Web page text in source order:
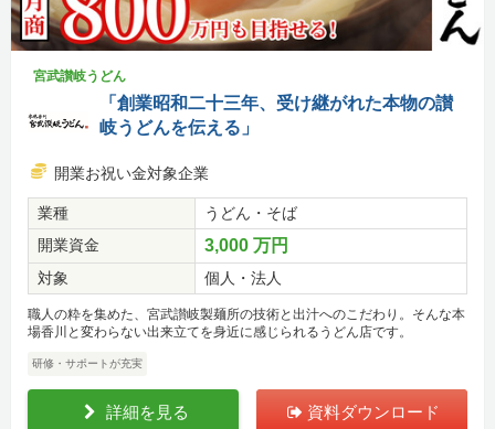
宮武讃岐うどん
「創業昭和二十三年、受け継がれた本物の讃
岐うどんを伝える」
開業お祝い金対象企業
業種
うどん・そば
開業資金
3,000 万円
対象 個人・法人
職人の粋を集めた、宮武讃岐製麺所の技術と出汁へのこだわり。そんな本
場香川と変わらない出来立てを身近に感じられるうどん店です。
研修・サポートが充実
詳細を見る 資料ダウンロード